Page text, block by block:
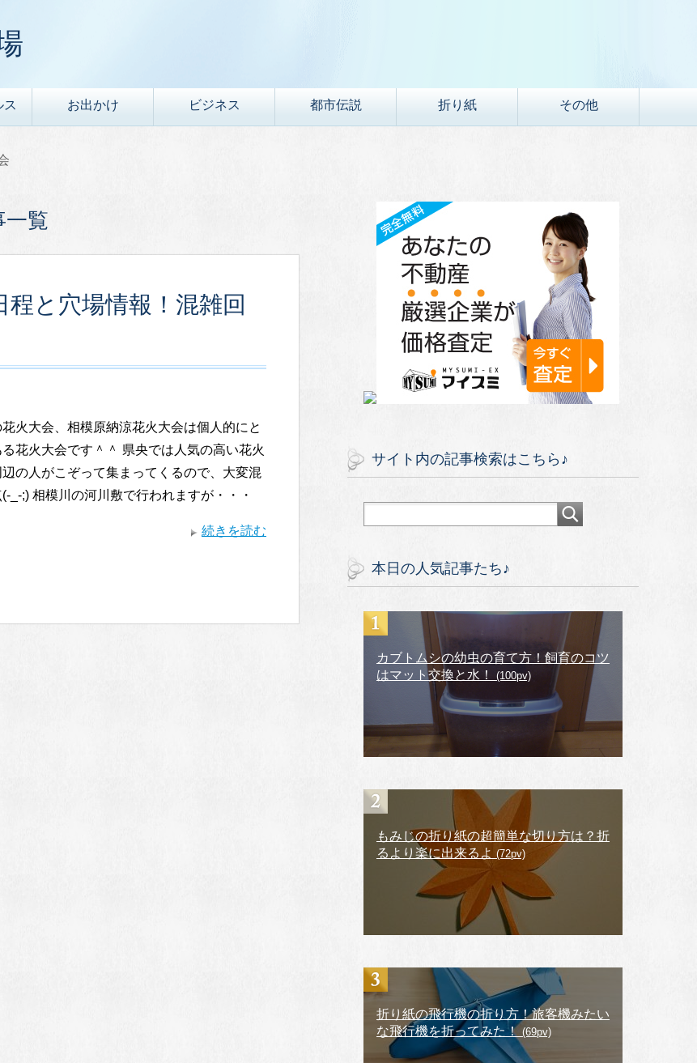
ス お出かけ ビジネス 都市伝説 折り紙 その他
一覧
と穴場情報！混雑回
火大会、相模原納涼花火大会は個人的にと
花火大会です＾＾ 県央では人気の高い花火
の人がこぞって集まってくるので、大変混
_-;) 相模川の河川敷で行われますが・・・
続きを読む
サイト内の記事検索はこちら♪
本日の人気記事たち♪
カブトムシの幼虫の育て方！飼育のコツ
はマット交換と水！
(100pv)
もみじの折り紙の超簡単な切り方は？折
るより楽に出来るよ (72pv)
折り紙の飛行機の折り方！旅客機みたい
な飛行機を折ってみた！ (69pv)